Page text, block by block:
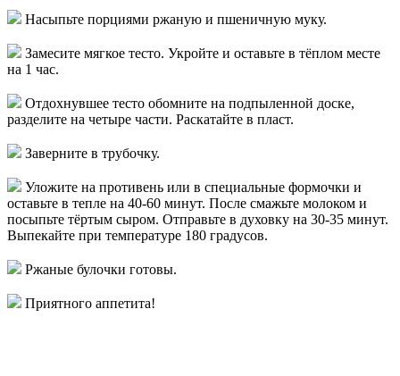
Насыпьте порциями ржаную и пшеничную муку.
Замесите мягкое тесто. Укройте и оставьте в тёплом месте
на 1 час.
Отдохнувшее тесто обомните на подпыленной доске,
разделите на четыре части. Раскатайте в пласт.
Заверните в трубочку.
Уложите на противень или в специальные формочки и
оставьте в тепле на 40-60 минут. После смажьте молоком и
посыпьте тёртым сыром. Отправьте в духовку на 30-35 минут.
Выпекайте при температуре 180 градусов.
Ржаные булочки готовы.
Приятного аппетита!